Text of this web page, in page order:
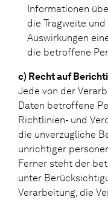
Informationen
die Tragweite
Auswirkungen
die betroffene
c) Recht auf
Jede von der
Daten betroffene
Richtlinien- und
die unverzügliche
unrichtiger
Ferner steht der
unter
Verarbeitung, die